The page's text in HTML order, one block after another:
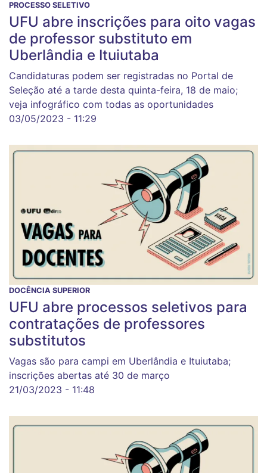
PROCESSO SELETIVO
UFU abre inscrições para oito vagas
de professor substituto em
Uberlândia e Ituiutaba
Candidaturas podem ser registradas no Portal de
Seleção até a tarde desta quinta-feira, 18 de maio;
veja infográfico com todas as oportunidades
03/05/2023 - 11:29
DOCÊNCIA SUPERIOR
UFU abre processos seletivos para
contratações de professores
substitutos
Vagas são para campi em Uberlândia e Ituiutaba;
inscrições abertas até 30 de março
21/03/2023 - 11:48